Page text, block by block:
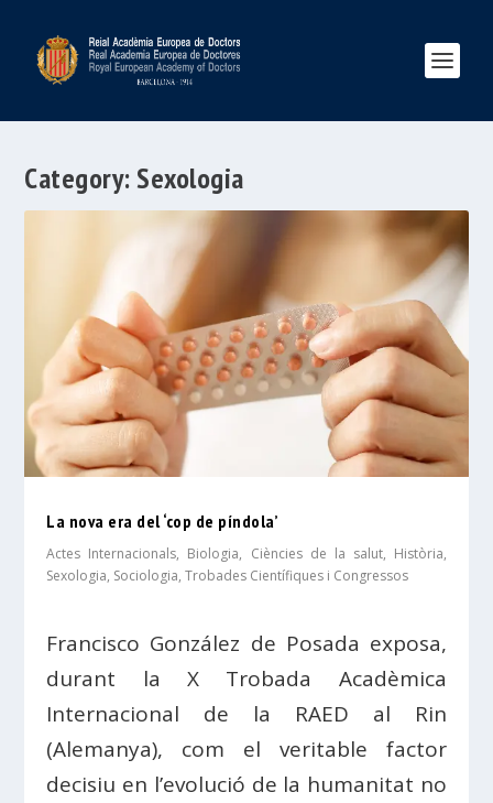
Category:Sexologia
La nova era del ‘cop de píndola’
Actes Internacionals, Biologia, Ciències de la salut, Història,
Sexologia, Sociologia,Trobades Científiques i Congressos
Francisco González de Posada exposa,
durant la X Trobada Acadèmica
Internacional de la RAED al Rin
(Alemanya), com el veritable factor
decisiu en l’evolució de la humanitat no